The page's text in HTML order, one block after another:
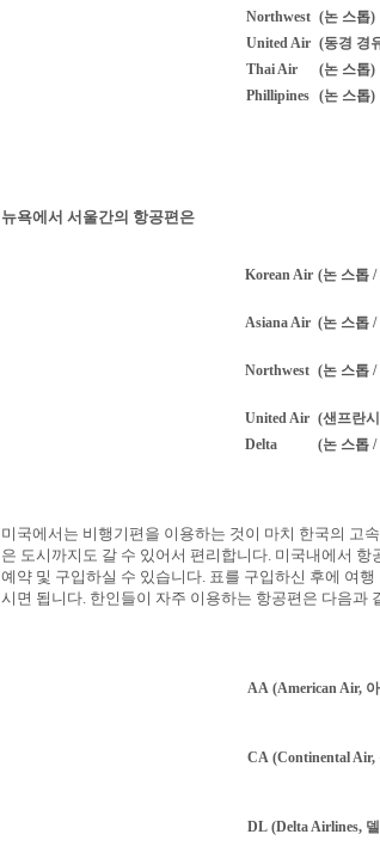
Northwest (논 스톱)
United Air (동경 경
Thai Air
(논 스톱)
Phillipines (논 스톱)
뉴욕에서 서울간의 항공편은
Korean Air (논 스톱
Asiana Air (논 스톱
Northwest (논 스톱
United Air (샌프란
Delta
(논 스톱
미국에서는 비행기편을 이용하는 것이 마치 한국의 고
은 도시까지도 갈 수 있어서 편리합니다. 미국내에서
예약 및 구입하실 수 있습니다. 표를 구입하신 후에 여
시면 됩니다. 한인들이 자주 이용하는 항공편은 다음과
AA (American Air,
CA (Continental Air,
DL (Delta Airlines,